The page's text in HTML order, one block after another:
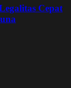
Cepat